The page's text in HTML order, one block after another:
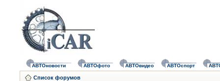
АВТОновости АВТОфото АВТОвидео АВТОспорт
Список форумов